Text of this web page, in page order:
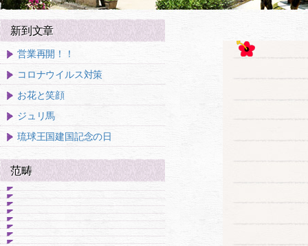
新到文章
営業再開！！
コロナウイルス対策
お花と笑顔
ジュリ馬
琉球王国建国記念の日
范畴